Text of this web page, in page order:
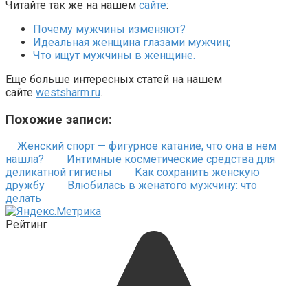
Читайте так же на нашем сайте:
Почему мужчины изменяют?
Идеальная женщина глазами мужчин;
Что ищут мужчины в женщине.
Еще больше интересных статей на нашем
сайте westsharm.ru.
Похожие записи:
Женский спорт — фигурное катание, что она в нем
нашла?
Интимные косметические средства для
деликатной гигиены
Как сохранить женскую
дружбу
Влюбилась в женатого мужчину: что
делать
Рейтинг